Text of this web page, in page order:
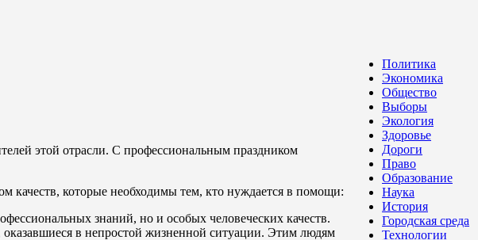
Политика
Экономика
Общество
Выборы
Экология
Здоровье
Дороги
Право
Образование
Наука
История
Городская среда
Технологии
этой отрасли. С профессиональным праздником
которые необходимы тем, кто нуждается в помощи:
знаний, но и особых человеческих качеств.
в непростой жизненной ситуации. Этим людям